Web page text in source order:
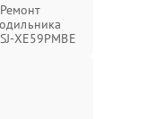
Ремонт
XE59PMBE